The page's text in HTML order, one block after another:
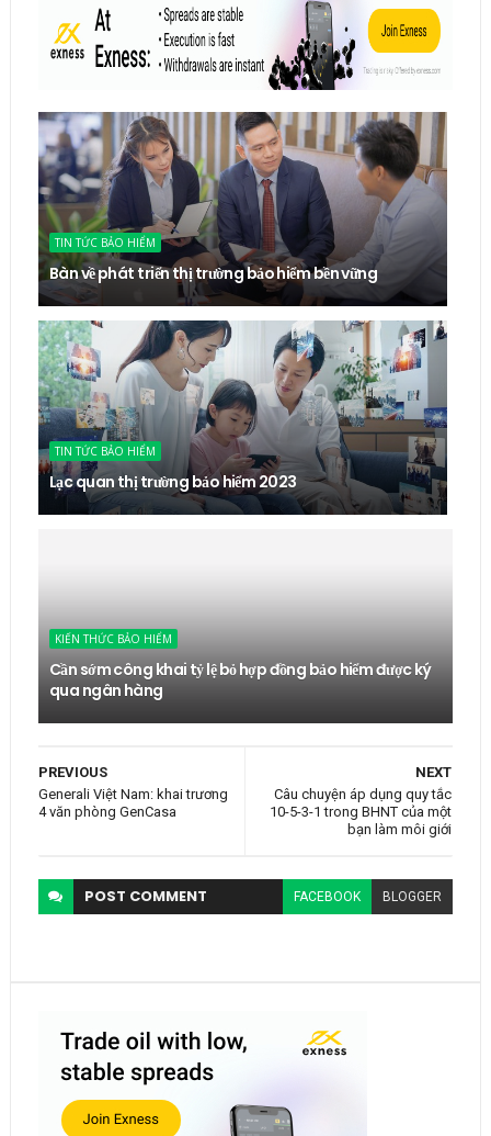
TIN TỨC BẢO HIỂM
Bàn về phát triển thị trường bảo hiểm bền vững
TIN TỨC BẢO HIỂM
Lạc quan thị trường bảo hiểm 2023
KIẾN THỨC BẢO HIỂM
Cần sớm công khai tỷ lệ bỏ hợp đồng bảo hiểm được ký
qua ngân hàng
NEXT
Câu chuyện áp dụng quy tắc
10-5-3-1 trong BHNT của một
bạn làm môi giới
PREVIOUS
Generali Việt Nam: khai trương
4 văn phòng GenCasa
POST COMMENT FACEBOOK BLOGGER